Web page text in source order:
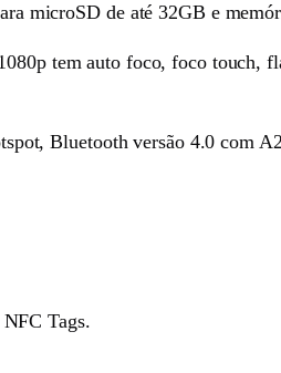
microSD de até 32GB e
tem auto foco, foco touch,
Bluetooth versão 4.0 com
Tags.